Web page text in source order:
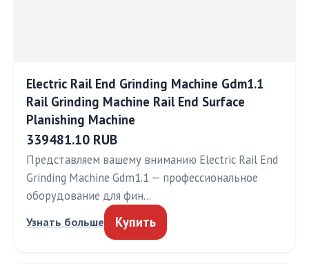
Electric Rail End Grinding Machine Gdm1.1
Rail Grinding Machine Rail End Surface
Planishing Machine
339481.10 RUB
Представляем вашему вниманию Electric Rail End
Grinding Machine Gdm1.1 — профессиональное
оборудование для фин…
Узнать больше Купить